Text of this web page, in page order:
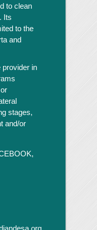
to clean
Its
to the
and
in
stages,
and/or